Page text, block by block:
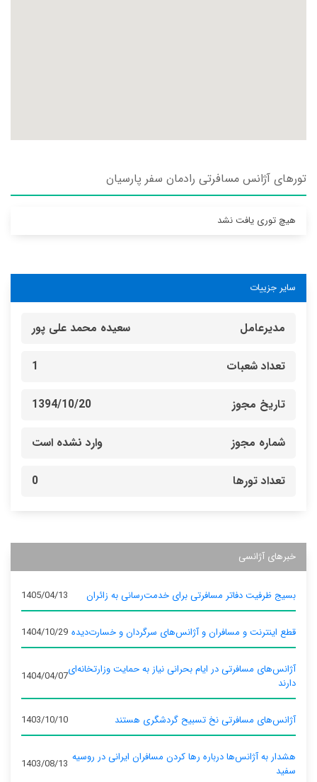
تورهای آژانس مسافرتی رادمان سفر پارسيان
هیچ توری یافت نشد
سایر جزییات
مدیرعامل سعیده محمد علی پور
تعداد شعبات 1
تاریخ مجوز 1394/10/20
شماره مجوز وارد نشده است
تعداد تورها 0
خبرهای آژانسی
بسیج ظرفیت دفاتر مسافرتی برای خدمت‌رسانی به زائران 1405/04/13
قطع اینترنت و مسافران و آژانس‌های سرگردان و خسارت‌دیده 1404/10/29
آژانس‌های مسافرتی در ایام بحرانی نیاز به حمایت وزارتخانه‌ای
دارند
1404/04/07
آژانس‌های مسافرتی نخ تسبیح گردشگری هستند 1403/10/10
هشدار به آژانس‌ها درباره رها کردن مسافران ایرانی در روسیه
سفید
1403/08/13